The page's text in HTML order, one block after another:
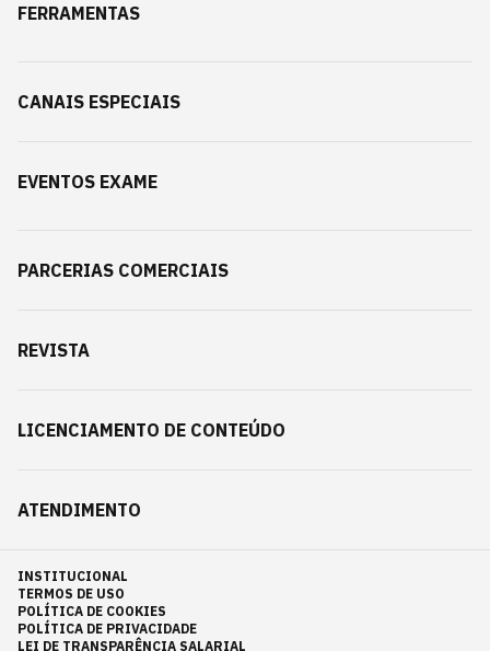
FERRAMENTAS
CANAIS ESPECIAIS
EVENTOS EXAME
PARCERIAS COMERCIAIS
REVISTA
LICENCIAMENTO DE CONTEÚDO
ATENDIMENTO
INSTITUCIONAL
TERMOS DE USO
POLÍTICA DE COOKIES
POLÍTICA DE PRIVACIDADE
LEI DE TRANSPARÊNCIA SALARIAL